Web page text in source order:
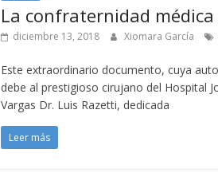
La confraternidad médica
diciembre 13, 2018 Xiomara García
Este extraordinario documento, cuya
debe al prestigioso cirujano del Hospital
Vargas Dr. Luis Razetti, dedicada
Leer más